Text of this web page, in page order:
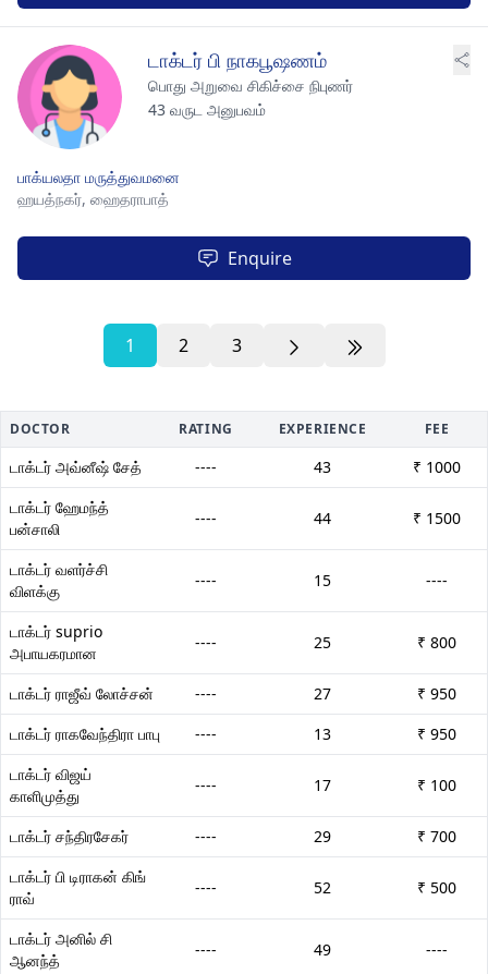
டாக்டர் பி நாகபூஷணம்
பொது அறுவை சிகிச்சை நிபுணர்
43 வருட அனுபவம்
பாக்யலதா மருத்துவமனை
ஹயத்நகர், ஹைதராபாத்
Enquire
1 2 3
DOCTOR RATING EXPERIENCE FEE
டாக்டர் அவ்னீஷ் சேத் ---- 43
₹ 1000
டாக்டர் ஹேமந்த்
பன்சாலி
---- 44 ₹ 1500
டாக்டர் வளர்ச்சி
விளக்கு
---- 15 ----
டாக்டர் suprio
அபாயகரமான
---- 25 ₹ 800
டாக்டர் ராஜீவ் லோச்சன் ---- 27
₹ 950
டாக்டர் ராகவேந்திரா பாபு
---- 13
₹ 950
டாக்டர் விஜய்
காளிமுத்து
---- 17 ₹ 100
டாக்டர் சந்திரசேகர் ---- 29
₹ 700
டாக்டர் பி டிராகன் கிங்
ராவ்
---- 52 ₹ 500
டாக்டர் அனில் சி
ஆனந்த்
---- 49 ----